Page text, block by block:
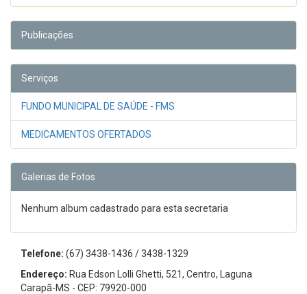
Publicações
Serviços
FUNDO MUNICIPAL DE SAÚDE - FMS
MEDICAMENTOS OFERTADOS
Galerias de Fotos
Nenhum album cadastrado para esta secretaria
Telefone: (67) 3438-1436 / 3438-1329
Endereço: Rua Edson Lolli Ghetti, 521, Centro, Laguna
Carapã-MS - CEP: 79920-000